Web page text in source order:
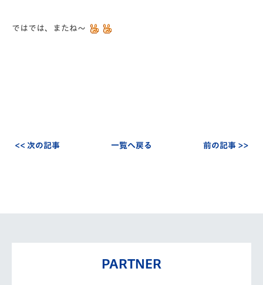
ではでは、またね～
<< 次の記事 一覧へ戻る 前の記事 >>
PARTNER